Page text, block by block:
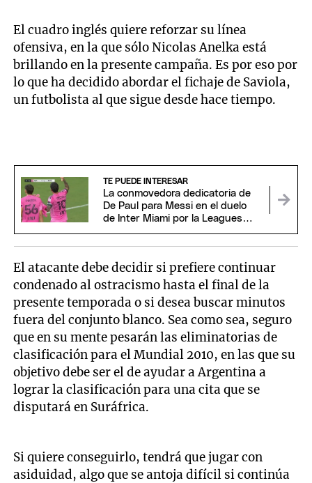
El cuadro inglés quiere reforzar su línea
ofensiva, en la que sólo Nicolas Anelka está
brillando en la presente campaña. Es por eso por
lo que ha decidido abordar el fichaje de Saviola,
un futbolista al que sigue desde hace tiempo.
TE PUEDE INTERESAR
La conmovedora dedicatoria de
De Paul para Messi en el duelo
de Inter Miami por la Leagues
El atacante debe decidir si prefiere continuar
condenado al ostracismo hasta el final de la
presente temporada o si desea buscar minutos
fuera del conjunto blanco. Sea como sea, seguro
que en su mente pesarán las eliminatorias de
clasificación para el Mundial 2010, en las que su
objetivo debe ser el de ayudar a Argentina a
lograr la clasificación para una cita que se
disputará en Suráfrica.
Si quiere conseguirlo, tendrá que jugar con
asiduidad, algo que se antoja difícil si continúa